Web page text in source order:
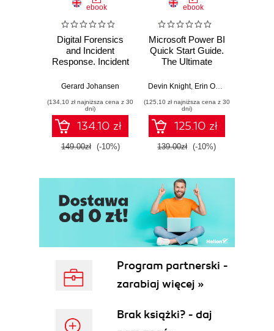
ebook
Digital Forensics
and Incident
Response. Incident
and techniques for
threat response -
Fourth Edition
Gerard Johansen
(134,10 zł najniższa cena z 30
dni)
134.10 zł
149.00zł (-10%)
ebook
Microsoft Power BI
Quick Start Guide.
The Ultimate
to Power BI, Data
Tools, and
Microsoft Fabric -
Fourth Edition
Devin Knight, Erin Ostrowsky
(125,10 zł najniższa cena z 30
dni)
125.10 zł
139.00zł (-10%)
Program partnerski -
zarabiaj więcej »
Brak książki? - daj